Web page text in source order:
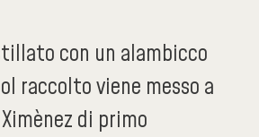
con un alambicco
raccolto viene messo a
di primo